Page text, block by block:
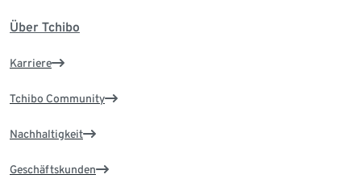
Über Tchibo
Karriere
Tchibo Community
Nachhaltigkeit
Geschäftskunden